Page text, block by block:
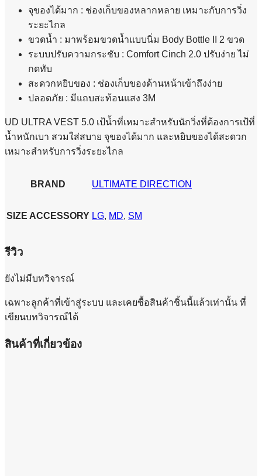
จุของได้มาก : ช่องเก็บของหลากหลาย เหมาะกับการวิ่ง
ระยะไกล
ขวดน้ำ : มาพร้อมขวดน้ำแบบนิ่ม Body Bottle II 2 ขวด
ระบบปรับความกระชับ : Comfort Cinch 2.0 ปรับง่าย ไม่
กดทับ
สะดวกหยิบของ : ช่องเก็บของด้านหน้าเข้าถึงง่าย
ปลอดภัย : มีแถบสะท้อนแสง 3M
UD ULTRA VEST 5.0 เป้น้ำที่เหมาะสำหรับนักวิ่งที่ต้องการเป้ที่
น้ำหนักเบา สวมใส่สบาย จุของได้มาก และหยิบของได้สะดวก
เหมาะสำหรับการวิ่งระยะไกล
BRAND ULTIMATE DIRECTION
SIZE ACCESSORY LG, MD, SM
รีวิว
ยังไม่มีบทวิจารณ์
เฉพาะลูกค้าที่เข้าสู่ระบบ และเคยซื้อสินค้าชิ้นนี้แล้วเท่านั้น ที่
เขียนบทวิจารณ์ได้
สินค้าที่เกี่ยวข้อง